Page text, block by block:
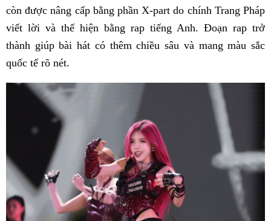
còn được nâng cấp bằng phần X-part do chính Trang Pháp
viết lời và thể hiện bằng rap tiếng Anh. Đoạn rap trở
thành giúp bài hát có thêm chiều sâu và mang màu sắc
quốc tế rõ nét.